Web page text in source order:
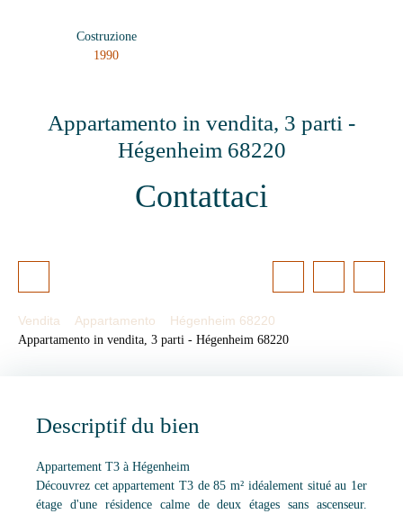
Costruzione
1990
Appartamento in vendita, 3 parti -
Hégenheim 68220
Contattaci
Vendita Appartamento
Hégenheim 68220
Appartamento in vendita, 3 parti - Hégenheim 68220
Descriptif du bien
Appartement T3 à Hégenheim
Découvrez cet appartement T3 de 85 m² idéalement situé au 1er
étage d'une résidence calme de deux étages sans ascenseur.